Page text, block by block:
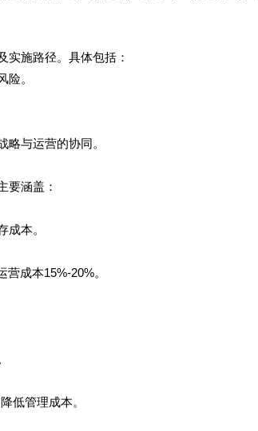
实施路径。具体包括：
。
与运营的协同。
涵盖：
本。
营成本15%-20%。
低管理成本。